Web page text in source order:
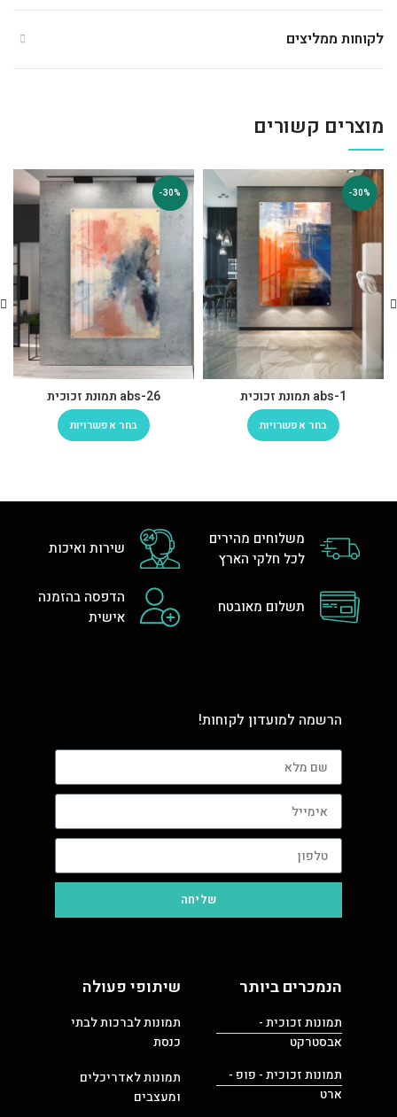
לקוחות ממליצים
מוצרים קשורים
-30%
abs-1 תמונת זכוכית
בחר אפשרויות
-30%
abs-26 תמונת זכוכית
בחר אפשרויות
משלוחים מהירים
לכל חלקי הארץ
שירות ואיכות
תשלום מאובטח
הדפסה בהזמנה
אישית
הרשמה למועדון לקוחות!
שליחה
הנמכרים ביותר
תמונות זכוכית -
אבסטרקט
תמונות זכוכית - פופ -
ארט
שיתופי פעולה
תמונות לברכות לבתי
כנסת
תמונות לאדריכלים
ומעצבים